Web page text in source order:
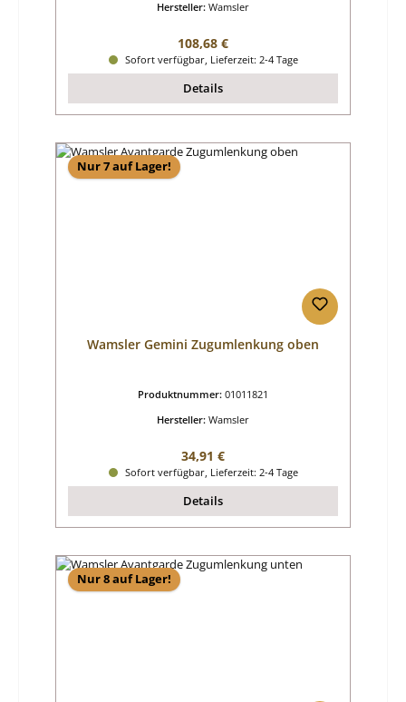
Hersteller: Wamsler
Regulärer Preis:
108,68 €
Sofort verfügbar, Lieferzeit: 2-4 Tage
Details
Nur 7 auf Lager!
Wamsler Gemini Zugumlenkung oben
Produktnummer: 01011821
Hersteller: Wamsler
Regulärer Preis:
34,91 €
Sofort verfügbar, Lieferzeit: 2-4 Tage
Details
Nur 8 auf Lager!